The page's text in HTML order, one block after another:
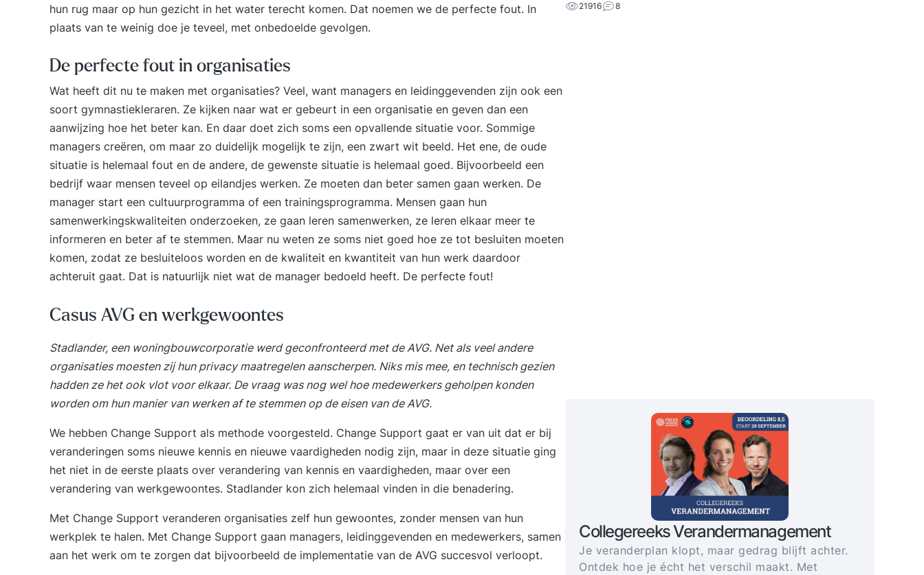
hun rug maar op hun gezicht in het water terecht komen. Dat noemen we de perfecte fout. In
plaats van te weinig doe je teveel, met onbedoelde gevolgen.
De perfecte fout in organisaties
Wat heeft dit nu te maken met organisaties? Veel, want managers en leidinggevenden zijn ook een
soort gymnastiekleraren. Ze kijken naar wat er gebeurt in een organisatie en geven dan een
aanwijzing hoe het beter kan. En daar doet zich soms een opvallende situatie voor. Sommige
managers creëren, om maar zo duidelijk mogelijk te zijn, een zwart wit beeld. Het ene, de oude
situatie is helemaal fout en de andere, de gewenste situatie is helemaal goed. Bijvoorbeeld een
bedrijf waar mensen teveel op eilandjes werken. Ze moeten dan beter samen gaan werken. De
manager start een cultuurprogramma of een trainingsprogramma. Mensen gaan hun
samenwerkingskwaliteiten onderzoeken, ze gaan leren samenwerken, ze leren elkaar meer te
informeren en beter af te stemmen. Maar nu weten ze soms niet goed hoe ze tot besluiten moeten
komen, zodat ze besluiteloos worden en de kwaliteit en kwantiteit van hun werk daardoor
achteruit gaat. Dat is natuurlijk niet wat de manager bedoeld heeft. De perfecte fout!
Casus AVG en werkgewoontes
Stadlander, een woningbouwcorporatie werd geconfronteerd met de AVG. Net als veel andere
organisaties moesten zij hun privacy maatregelen aanscherpen. Niks mis mee, en technisch gezien
hadden ze het ook vlot voor elkaar. De vraag was nog wel hoe medewerkers geholpen konden
worden om hun manier van werken af te stemmen op de eisen van de AVG.
We hebben Change Support als methode voorgesteld. Change Support gaat er van uit dat er bij
veranderingen soms nieuwe kennis en nieuwe vaardigheden nodig zijn, maar in deze situatie ging
het niet in de eerste plaats over verandering van kennis en vaardigheden, maar over een
verandering van werkgewoontes. Stadlander kon zich helemaal vinden in die benadering.
Met Change Support veranderen organisaties zelf hun gewoontes, zonder mensen van hun
werkplek te halen. Met Change Support gaan managers, leidinggevenden en medewerkers, samen
aan het werk om te zorgen dat bijvoorbeeld de implementatie van de AVG succesvol verloopt.
21916 8
Collegereeks Verandermanagement
Je veranderplan klopt, maar gedrag blijft achter.
Ontdek hoe je écht het verschil maakt. Met